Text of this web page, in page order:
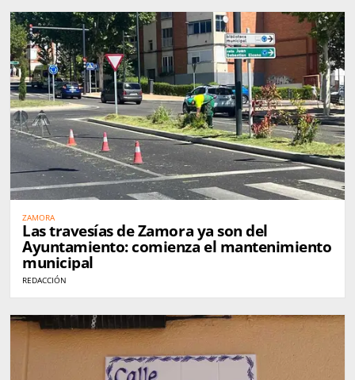
ZAMORA
Las travesías de Zamora ya son del
Ayuntamiento: comienza el mantenimiento
municipal
REDACCIÓN